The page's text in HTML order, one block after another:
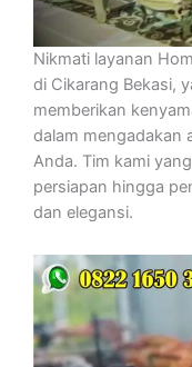
Nikmati layanan
di Cikarang Bekasi,
memberikan
dalam mengadakan
Anda. Tim kami
persiapan hingga
dan elegansi.